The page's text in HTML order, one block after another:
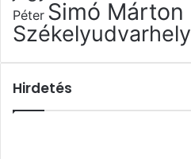
Péter Simó Márton
Székelyudvarhely
Hirdetés